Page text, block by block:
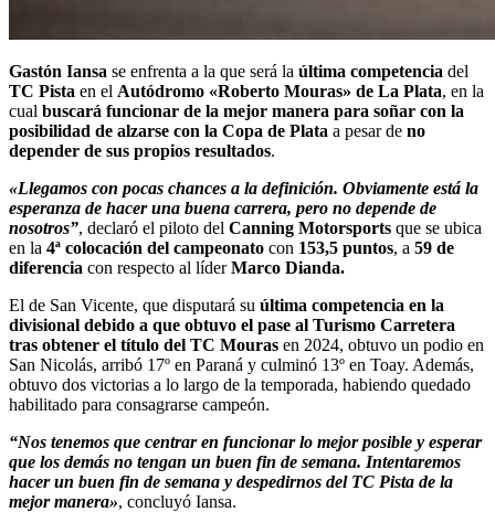
Gastón Iansa se enfrenta a la que será la última competencia del
TC Pista en el Autódromo «Roberto Mouras» de La Plata, en la
cual buscará funcionar de la mejor manera para soñar con la
posibilidad de alzarse con la Copa de Plata a pesar de no
depender de sus propios resultados.
«Llegamos con pocas chances a la definición. Obviamente está la
esperanza de hacer una buena carrera, pero no depende de
nosotros”, declaró el piloto del Canning Motorsports que se ubica
en la 4ª colocación del campeonato con 153,5 puntos, a 59 de
diferencia con respecto al líderMarco Dianda.
El de San Vicente, que disputará su última competencia en la
divisional debido a que obtuvo el pase al Turismo Carretera
tras obtener el título del TC Mouras en 2024, obtuvo un podio en
San Nicolás, arribó 17º en Paraná y culminó 13º en Toay. Además,
obtuvo dos victorias a lo largo de la temporada, habiendo quedado
habilitado para consagrarse campeón.
“Nos tenemos que centrar en funcionar lo mejor posible y esperar
que los demás no tengan un buen fin de semana. Intentaremos
hacer un buen fin de semana y despedirnos del TC Pista de la
mejor manera», concluyó Iansa.